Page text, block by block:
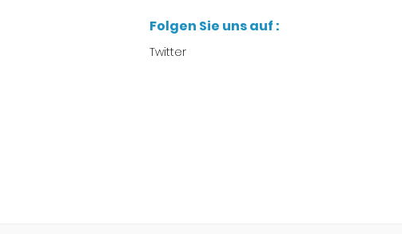
Folgen Sie uns auf :
Twitter